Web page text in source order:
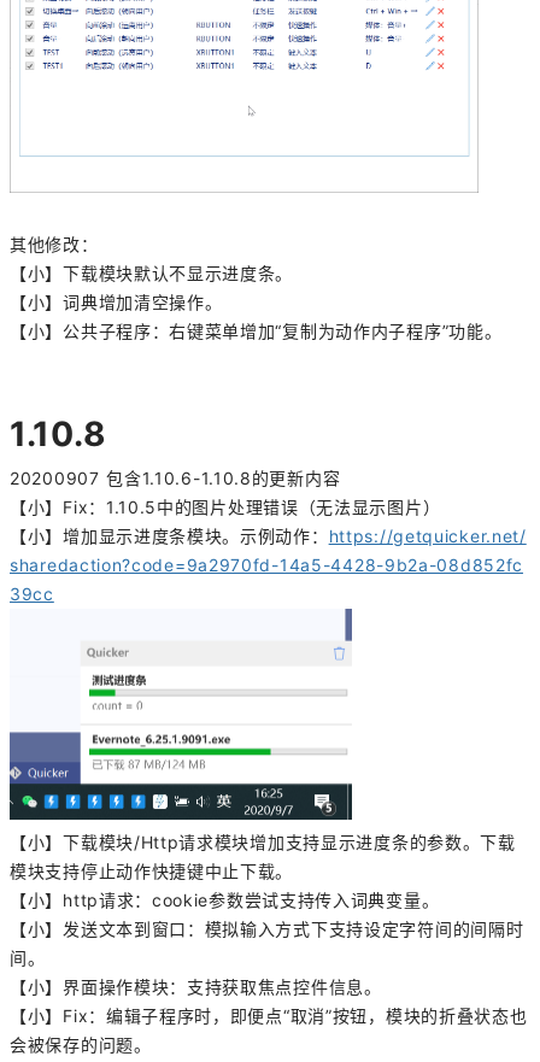
其他修改：
【小】下载模块默认不显示进度条。
【小】词典增加清空操作。
【小】公共子程序：右键菜单增加“复制为动作内子程序”功能。
1.10.8
20200907 包含1.10.6-1.10.8的更新内容
【小】Fix：1.10.5中的图片处理错误（无法显示图片）
【小】增加显示进度条模块。示例动作： https://getquicker.net/
sharedaction?code=9a2970fd-14a5-4428-9b2a-08d852fc
39cc
【小】下载模块/Http请求模块增加支持显示进度条的参数。下载
模块支持停止动作快捷键中止下载。
【小】http请求：cookie参数尝试支持传入词典变量。
【小】发送文本到窗口：模拟输入方式下支持设定字符间的间隔时
间。
【小】界面操作模块：支持获取焦点控件信息。
【小】Fix：编辑子程序时，即便点“取消”按钮，模块的折叠状态也
会被保存的问题。